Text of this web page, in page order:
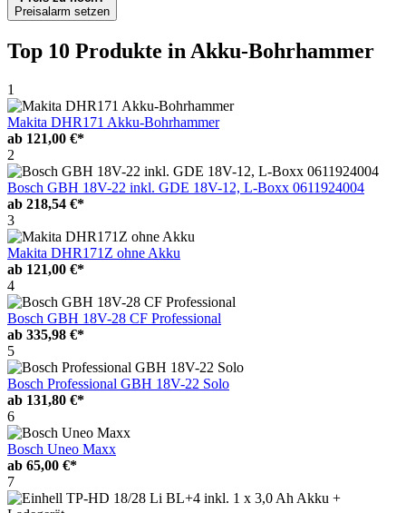
Preisalarm setzen
Top 10 Produkte in Akku-Bohrhammer
1
Makita DHR171 Akku-Bohrhammer
ab 121,00 €*
2
Bosch GBH 18V-22 inkl. GDE 18V-12, L-Boxx 0611924004
ab 218,54 €*
3
Makita DHR171Z ohne Akku
ab 121,00 €*
4
Bosch GBH 18V-28 CF Professional
ab 335,98 €*
5
Bosch Professional GBH 18V-22 Solo
ab 131,80 €*
6
Bosch Uneo Maxx
ab 65,00 €*
7